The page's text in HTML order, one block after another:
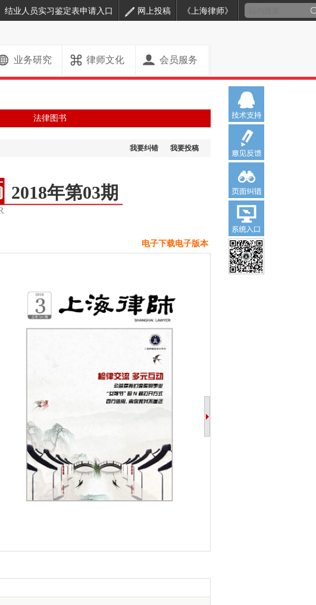
结业人员实习鉴定表申请入口 网上投稿 《上海律师》
业务研究 律师文化 会员服务
法律图书
我要投稿
我要纠错
2018年第03期
电子下载电子版本